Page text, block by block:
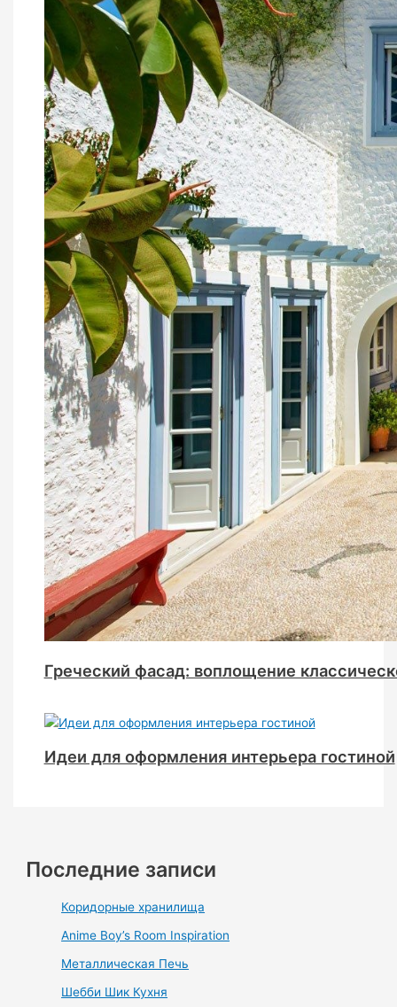
Греческий фасад: воплощение
Идеи для оформления интерьера гостиной
Последние записи
Коридорные хранилища
Anime Boy’s Room Inspiration
Металлическая Печь
Шебби Шик Кухня